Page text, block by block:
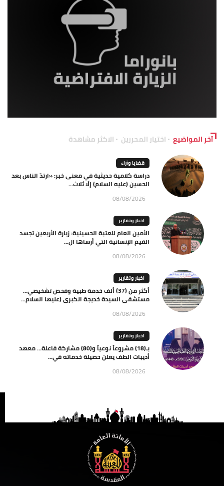
آخر المواضيع اختيار المحررين الاكثر مشاهدة
قضايا وآراء
دراسة كلامية حديثية في معنى خبر: «ارتدّ الناس بعد
الحسين (عليه السلام) إلّا ثلاث...
08/08/2026
اخبار وتقارير
الأمين العام للعتبة الحسينية: زيارة الأربعين تجسد
القيم الإنسانية التي أرساها ال...
08/08/2026
اخبار وتقارير
أكثر من (37) ألف خدمة طبية وفحص تشخيصي…
مستشفى السيدة خديجة الكبرى (عليها السلام...
08/08/2026
اخبار وتقارير
بـ(18) مشروعاً نوعياً و(80) مشاركة فاعلة… معهد
أديبات الطف يعلن حصيلة خدماته في...
08/08/2026